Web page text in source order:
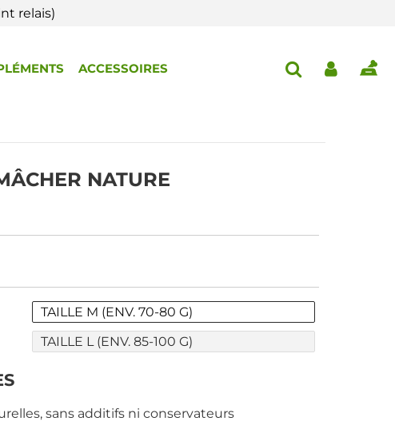
relais)
ACCESSOIRES
NATURE
TAILLE M (ENV. 70-80 G)
TAILLE L (ENV. 85-100 G)
sans additifs ni conservateurs